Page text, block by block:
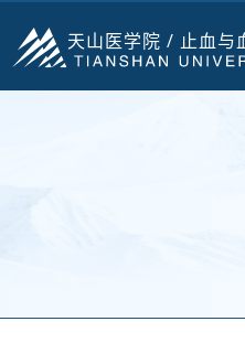
天山医学院 / 止血与